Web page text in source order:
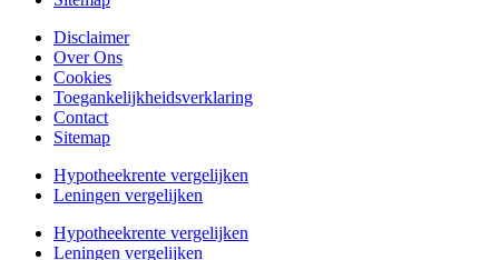
Disclaimer
Over Ons
Cookies
Toegankelijkheidsverklaring
Contact
Sitemap
Hypotheekrente vergelijken
Leningen vergelijken
Hypotheekrente vergelijken
Leningen vergelijken